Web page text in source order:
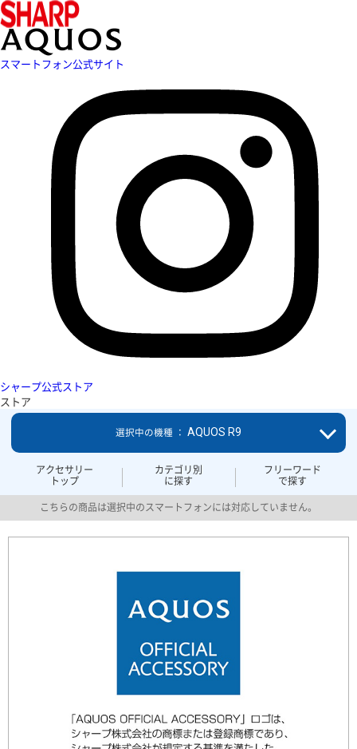
スマートフォン公式サイト
シャープ公式ストア
ストア
アクセサリー
トップ
カテゴリ別
に探す
フリーワード
で探す
選択中の機種 ： AQUOS R9
こちらの商品は選択中のスマートフォンには対応していません。